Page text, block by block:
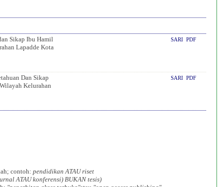
Sikap Ibu Hamil
Lapadde Kota
SARI PDF
Dan Sikap
Kelurahan
SARI PDF
contoh: pendidikan ATAU riset
ATAU konferensi) BUKAN tesis)